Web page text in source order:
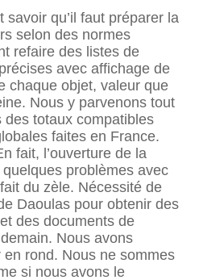
qu’il faut préparer la
selon des normes
refaire des listes de
avec affichage de
chaque objet, valeur que
Nous y parvenons tout
totaux compati­bles
faites en France.
fait, l’ouverture de la
problèmes avec
du zèle. Nécessité de
Daoulas pour obtenir des
des documents de
Nous avons
en rond. Nous ne sommes
si nous avons le